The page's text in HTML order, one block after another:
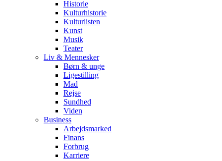
Historie
Kulturhistorie
Kulturlisten
Kunst
Musik
Teater
Liv & Mennesker
Børn & unge
Ligestilling
Mad
Rejse
Sundhed
Viden
Business
Arbejdsmarked
Finans
Forbrug
Karriere